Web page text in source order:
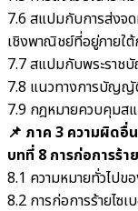
7.6 สแปมกับการส่งจ
เชิงพาณิชย์ที่อยู่ภายใต้
7.7 สแปมกับพระรา
7.8 แนวทางการบัญ
7.9 กฎหมายควบคุมส
📌 ภาค 3 ความผิด
บทที่ 8 การก่อการร้
8.1 ความหมายทั่วไปข
8.2 การก่อการร้ายไซ